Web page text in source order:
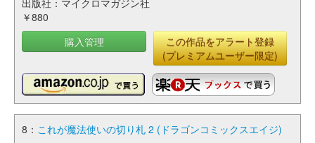
出版社：マイクロマガジン社
￥880
購入管理
この作品をアラート登録
(プレミアムユーザー限定)
8： これが魔法使いの切り札 2 (ドラゴンコミックスエイジ)